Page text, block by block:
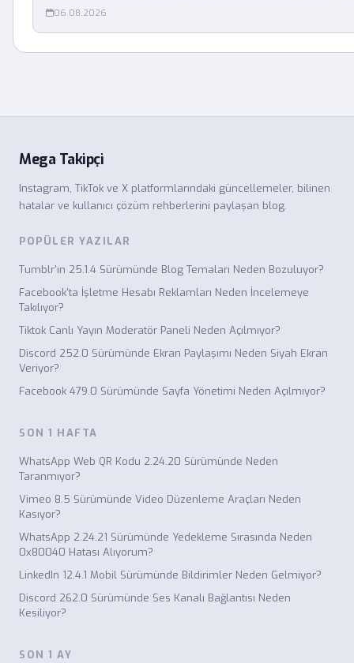
06.08.2026
Mega Takipçi
Instagram, TikTok ve X platformlarındaki güncellemeler, bilinen
hatalar ve kullanıcı çözüm rehberlerini paylaşan blog.
POPÜLER YAZILAR
Tumblr'ın 25.1.4 Sürümünde Blog Temaları Neden Bozuluyor?
Facebook'ta İşletme Hesabı Reklamları Neden İncelemeye
Takılıyor?
Tiktok Canlı Yayın Moderatör Paneli Neden Açılmıyor?
Discord 252.0 Sürümünde Ekran Paylaşımı Neden Siyah Ekran
Veriyor?
Facebook 479.0 Sürümünde Sayfa Yönetimi Neden Açılmıyor?
SON 1 HAFTA
WhatsApp Web QR Kodu 2.24.20 Sürümünde Neden
Taranmıyor?
Vimeo 8.5 Sürümünde Video Düzenleme Araçları Neden
Kasıyor?
WhatsApp 2.24.21 Sürümünde Yedekleme Sırasında Neden
0x80040 Hatası Alıyorum?
LinkedIn 12.4.1 Mobil Sürümünde Bildirimler Neden Gelmiyor?
Discord 262.0 Sürümünde Ses Kanalı Bağlantısı Neden
Kesiliyor?
SON 1 AY